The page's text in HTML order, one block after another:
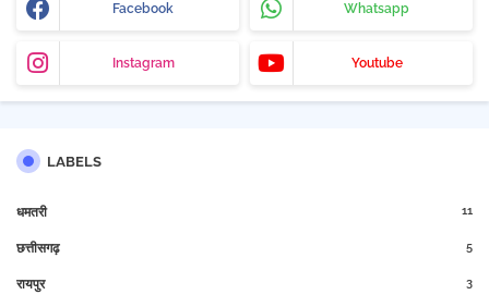
Facebook Whatsapp
Instagram Youtube
LABELS
धमतरी 11
छत्तीसगढ़ 5
रायपुर 3